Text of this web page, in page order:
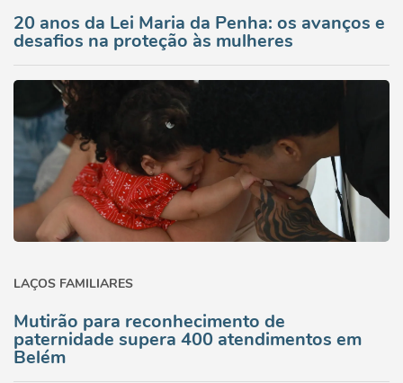
20 anos da Lei Maria da Penha: os avanços e
desafios na proteção às mulheres
LAÇOS FAMILIARES
Mutirão para reconhecimento de
paternidade supera 400 atendimentos em
Belém